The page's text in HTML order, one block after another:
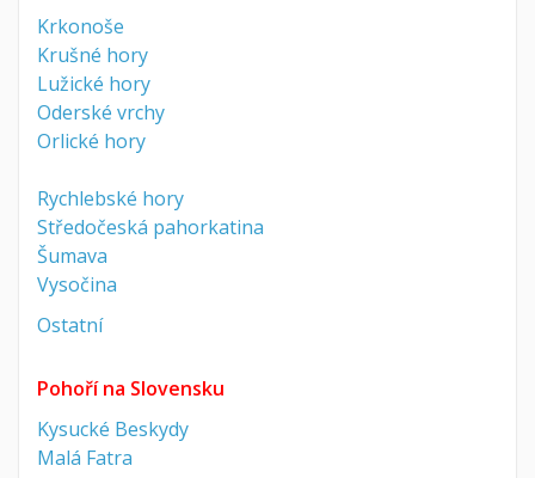
Krkonoše
Krušné hory
Lužické hory
Oderské vrchy
Orlické hory
Rychlebské hory
Středočeská pahorkatina
Šumava
Vysočina
Ostatní
Pohoří na Slovensku
Kysucké Beskydy
Malá Fatra